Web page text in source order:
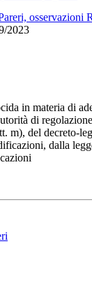
osservazioni
2023
in materia di
di
m), del decreto-
dalla